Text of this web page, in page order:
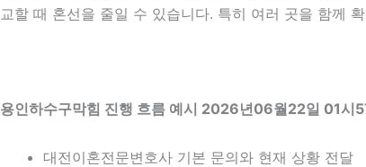
교할 때 혼선을 줄일 수 있습니다. 특히 여러 곳을 함께
용인하수구막힘 진행 흐름 예시 2026년06월22일 01시
대전이혼전문변호사 기본 문의와 현재 상황 전달